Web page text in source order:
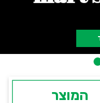
המוצר